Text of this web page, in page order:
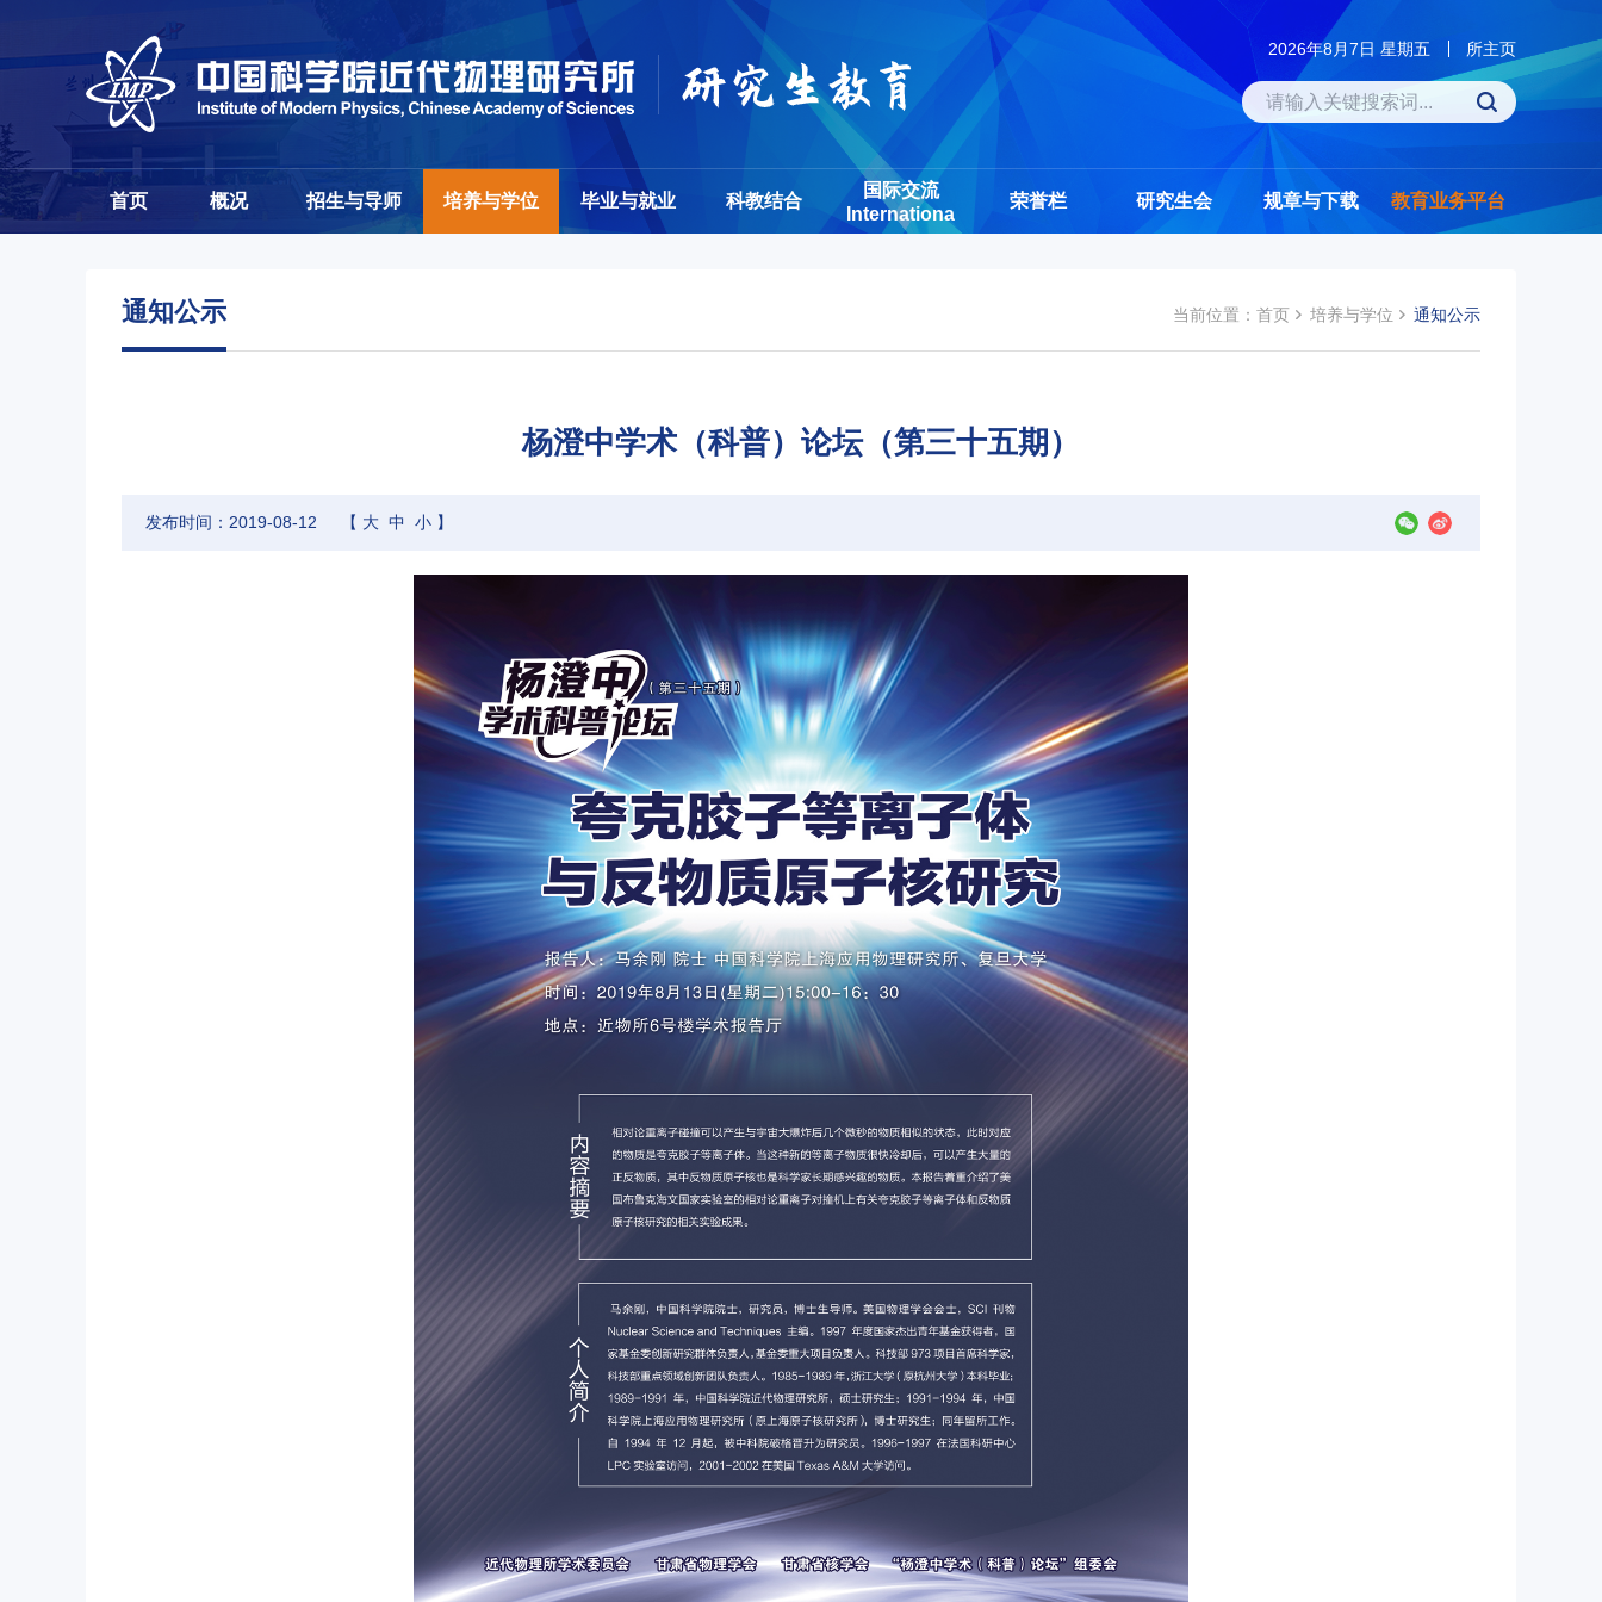
所主页
2026年8月7日 星期五
首页 概况 招生与导师 培养与学位 毕业与就业 科教结合
国际交流
Internationa
荣誉栏 研究生会 规章与下载 教育业务平台
当前位置： 首页 培养与学位 通知公示
通知公示
杨澄中学术（科普）论坛（第三十五期）
发布时间：2019-08-12 【 大 中 小 】